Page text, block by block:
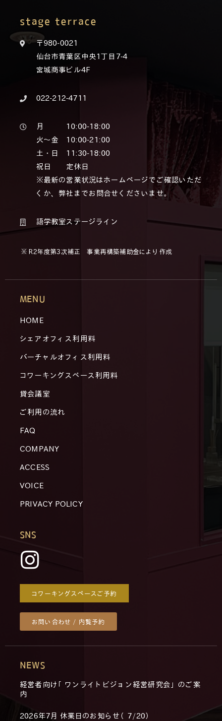
stage terrace
〒980-0021
仙台市青葉区中央1丁目7-4
宮城商事ビル4F
022-212-4711
月 10:00-18:00
火～金 10:00-21:00
土・日 11:30-18:00
祝日 定休日
※最新の営業状況はホームページでご確認いただ
くか、弊社までお問合せくださいませ。
語学教室ステージライン
※ R2年度第3次補正 事業再構築補助金により作成
MENU
HOME
シェアオフィス利用料
バーチャルオフィス利用料
コワーキングスペース利用料
貸会議室
ご利用の流れ
FAQ
COMPANY
ACCESS
VOICE
PRIVACY POLICY
SNS
コワーキングスペースご予約
お問い合わせ / 内覧予約
NEWS
経営者向け「ワンライトビジョン経営研究会」のご案
内
2026年7月 休業日のお知らせ（7/20）